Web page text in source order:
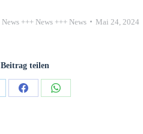
News +++ News +++ News Mai 24, 2024
Beitrag teilen